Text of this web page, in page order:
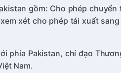
gồm: Cho phép
xét cho phép tái xuất
phía Pakistan, chỉ đạo
Nam.